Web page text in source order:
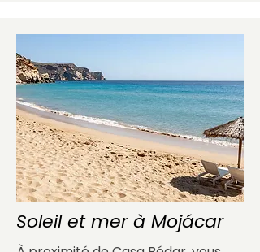
Soleil et mer à Mojácar